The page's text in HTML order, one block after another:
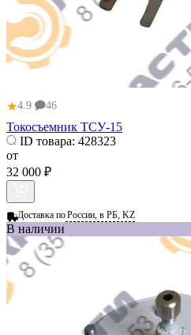
★4.9 46
Токосъемник ТСУ-15
ID товара: 428323
от
32 000 ₽
Доставка поРоссии, в РБ, KZ
В наличии